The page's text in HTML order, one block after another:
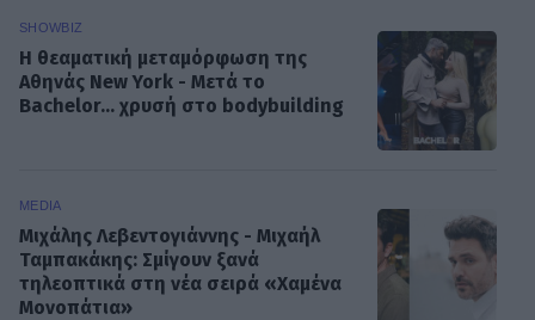
SHOWBIZ
Η θεαματική μεταμόρφωση της
Αθηνάς New York - Μετά το
Bachelor... χρυσή στο bodybuilding
MEDIA
Μιχάλης Λεβεντογιάννης - Μιχαήλ
Ταμπακάκης: Σμίγουν ξανά
τηλεοπτικά στη νέα σειρά «Χαμένα
Μονοπάτια»